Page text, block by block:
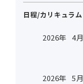
日程/カリキュラム
2026年 4月
2026年 5月